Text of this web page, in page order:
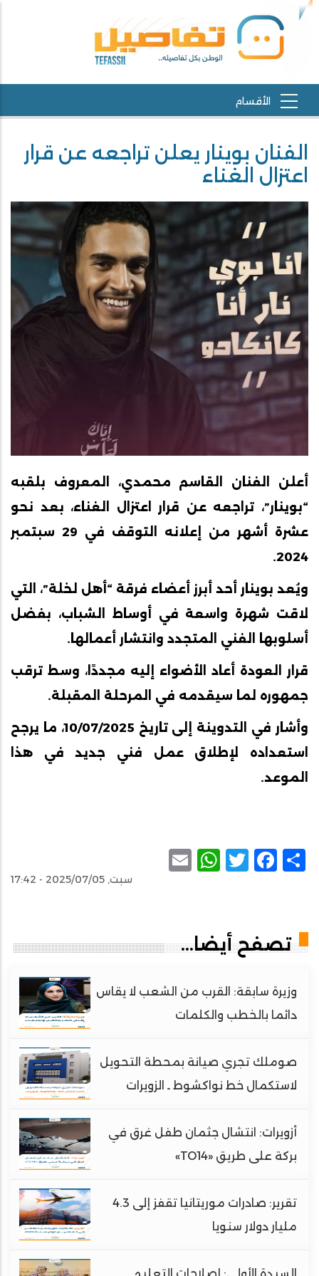
الفنان بوينار يعلن تراجعه عن قرار
اعتزال الغناء
أعلن الفنان القاسم محمدي، المعروف بلقبه
“بوينار”، تراجعه عن قرار اعتزال الغناء، بعد نحو
عشرة أشهر من إعلانه التوقف في 29 سبتمبر
2024.
ويُعد بوينار أحد أبرز أعضاء فرقة “أهل لخلة”، التي
لاقت شهرة واسعة في أوساط الشباب، بفضل
أسلوبها الفني المتجدد وانتشار أعمالها.
قرار العودة أعاد الأضواء إليه مجددًا، وسط ترقب
جمهوره لما سيقدمه في المرحلة المقبلة.
وأشار في التدوينة إلى تاريخ 10/07/2025، ما يرجح
استعداده لإطلاق عمل فني جديد في هذا
الموعد.
Share
Facebook
Twitter
WhatsApp
سبت, 2025/07/05 - 17:42
تصفح أيضا...
وزيرة سابقة: القرب من الشعب لا يقاس
دائما بالخطب والكلمات
صوملك تجري صيانة بمحطة التحويل
لاستكمال خط نواكشوط ـ الزويرات
أزويرات: انتشال جثمان طفل غرق في
بركة على طريق «TO14»
تقرير: صادرات موريتانيا تقفز إلى 4.3
مليار دولار سنويا